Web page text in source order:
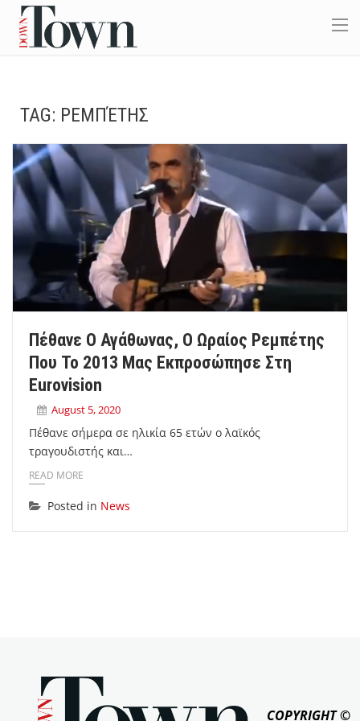
TAG: ΡΕΜΠΈΤΗΣ
Πέθανε Ο Αγάθωνας, Ο Ωραίος Ρεμπέτης
Που Το 2013 Μας Εκπροσώπησε Στη
Eurovision
August 5, 2020
Πέθανε σήμερα σε ηλικία 65 ετών ο λαϊκός
τραγουδιστής και…
READ MORE
Posted in News
COPYRIGHT ©